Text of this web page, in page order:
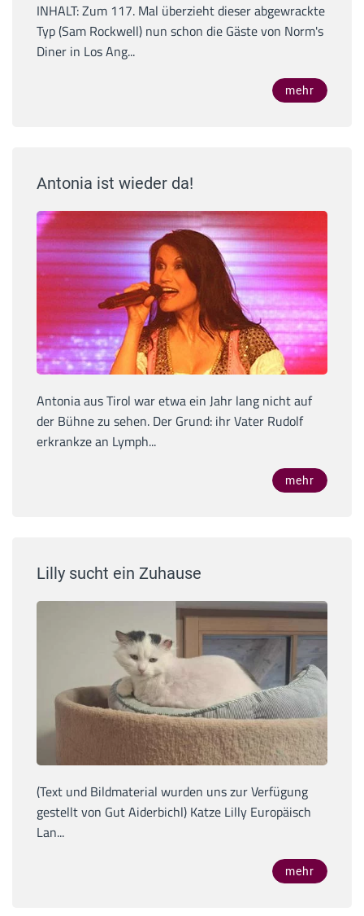
INHALT: Zum 117. Mal überzieht dieser abgewrackte
Typ (Sam Rockwell) nun schon die Gäste von Norm's
Diner in Los Ang...
mehr
Antonia ist wieder da!
Antonia aus Tirol war etwa ein Jahr lang nicht auf
der Bühne zu sehen. Der Grund: ihr Vater Rudolf
erkrankze an Lymph...
mehr
Lilly sucht ein Zuhause
(Text und Bildmaterial wurden uns zur Verfügung
gestellt von Gut Aiderbichl) Katze Lilly Europäisch
Lan...
mehr